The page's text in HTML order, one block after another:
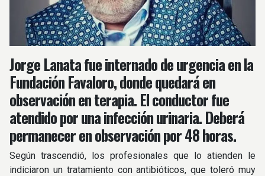
Jorge Lanata fue internado de urgencia en la
Fundación Favaloro, donde quedará en
observación en terapia. El conductor fue
atendido por una infección urinaria. Deberá
permanecer en observación por 48 horas.
Según trascendió, los profesionales que lo atienden le
indiciaron un tratamiento con antibióticos, que toleró muy